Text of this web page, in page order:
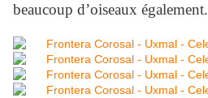
beaucoup d’oiseaux également.